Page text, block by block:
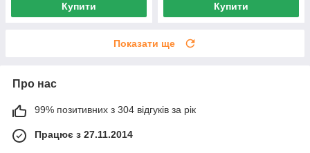
Купити Купити
Показати ще
Про нас
99% позитивних з 304 відгуків за рік
Працює з 27.11.2014